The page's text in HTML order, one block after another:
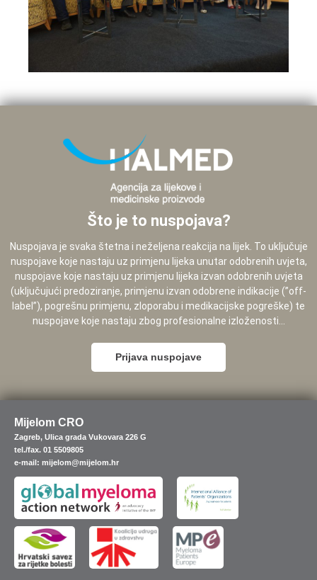
Što je to nuspojava?
Nuspojava je svaka štetna i neželjena reakcija na lijek. To uključuje
nuspojave koje nastaju uz primjenu lijeka unutar odobrenih uvjeta,
nuspojave koje nastaju uz primjenu lijeka izvan odobrenih uvjeta
(uključujući predoziranje, primjenu izvan odobrene indikacije (”off-
label”), pogrešnu primjenu, zloporabu i medikacijske pogreške) te
nuspojave koje nastaju zbog profesionalne izloženosti...
Prijava nuspojave
Mijelom CRO
Zagreb, Ulica grada Vukovara 226 G
tel./fax. 01 5509805
e-mail: mijelom@mijelom.hr